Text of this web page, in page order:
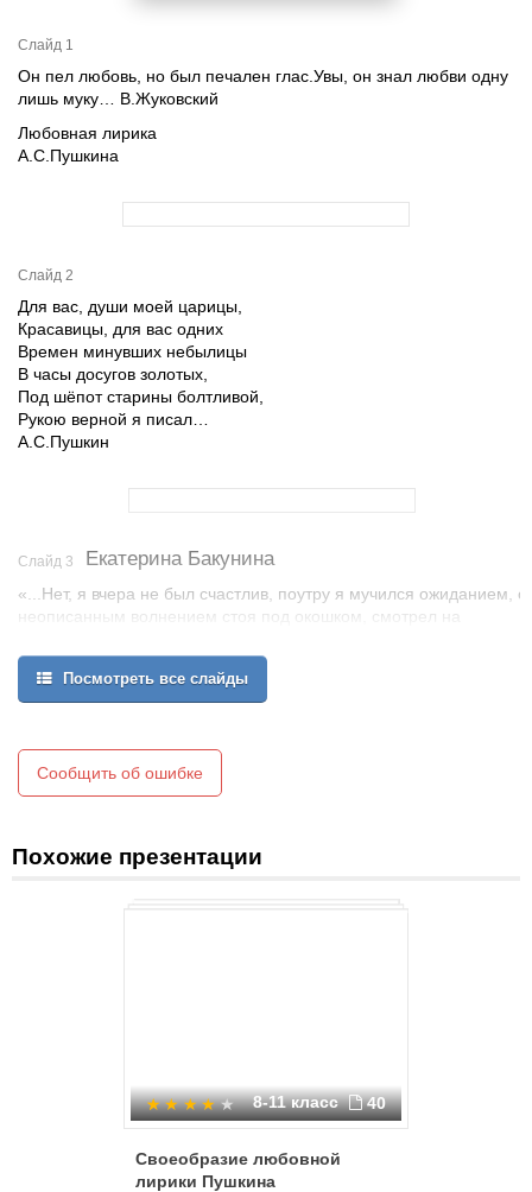
Слайд 1
Он пел любовь, но был печален глас.Увы, он знал любви одну
лишь муку… В.Жуковский
Любовная лирика
А.С.Пушкина
Слайд 2
Для вас, души моей царицы,
Красавицы, для вас одних
Времен минувших небылицы
В часы досугов золотых,
Под шёпот старины болтливой,
Рукою верной я писал…
А.С.Пушкин
Слайд 3 Екатерина Бакунина
«...Нет, я вчера не был счастлив, поутру я мучился ожиданием, с
неописанным волнением стоя под окошком, смотрел на
надежду, вдруг нечаянно встречаюсь с нею на лестнице,
сладкая минута!..
Как она мила была! Как черное платье пристало к милой
какая мука! Но я был счастлив пять минут!..»
А.С.Пушкин
Посмотреть все слайды
Сообщить об ошибке
Похожие презентации
8-11 класс 40
Своеобразие любовной
лирики Пушкина